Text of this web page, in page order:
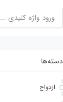
جستجو
برای:
دسته‌ها
ازدواج